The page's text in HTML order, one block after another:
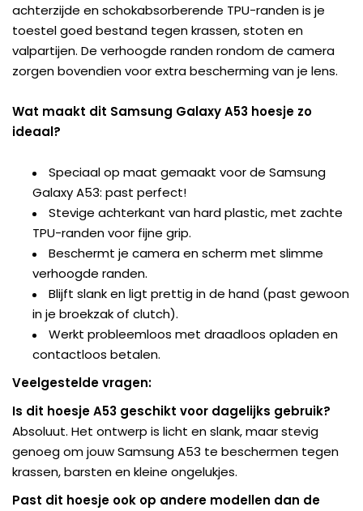
achterzijde en schokabsorberende TPU-randen is je
toestel goed bestand tegen krassen, stoten en
valpartijen. De verhoogde randen rondom de camera
zorgen bovendien voor extra bescherming van je lens.
Wat maakt dit Samsung Galaxy A53 hoesje zo
ideaal?
Speciaal op maat gemaakt voor de Samsung
Galaxy A53: past perfect!
Stevige achterkant van hard plastic, met zachte
TPU-randen voor fijne grip.
Beschermt je camera en scherm met slimme
verhoogde randen.
Blijft slank en ligt prettig in de hand (past gewoon
in je broekzak of clutch).
Werkt probleemloos met draadloos opladen en
contactloos betalen.
Veelgestelde vragen:
Is dit hoesje A53 geschikt voor dagelijks gebruik?
Absoluut. Het ontwerp is licht en slank, maar stevig
genoeg om jouw Samsung A53 te beschermen tegen
krassen, barsten en kleine ongelukjes.
Past dit hoesje ook op andere modellen dan de